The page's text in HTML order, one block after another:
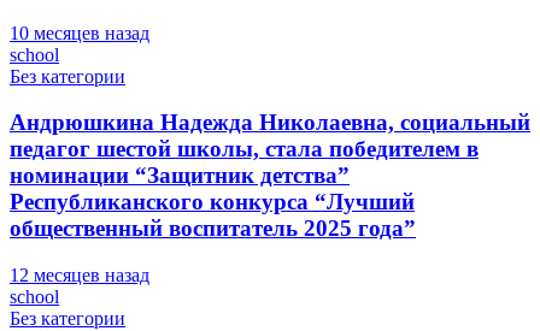
10 месяцев назад
school
Без категории
Андрюшкина Надежда Николаевна, социальный
педагог шестой школы, стала победителем в
номинации “Защитник детства”
Республиканского конкурса “Лучший
общественный воспитатель 2025 года”
12 месяцев назад
school
Без категории